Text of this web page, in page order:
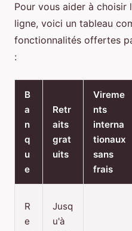
Pour vous aider à choisir
ligne, voici un tableau
fonctionnalités offertes
:
B
a
n
q
u
e
Retr
aits
grat
uits
Vireme
nts
interna
tionaux
sans
frais
R
e
Jusq
u'à